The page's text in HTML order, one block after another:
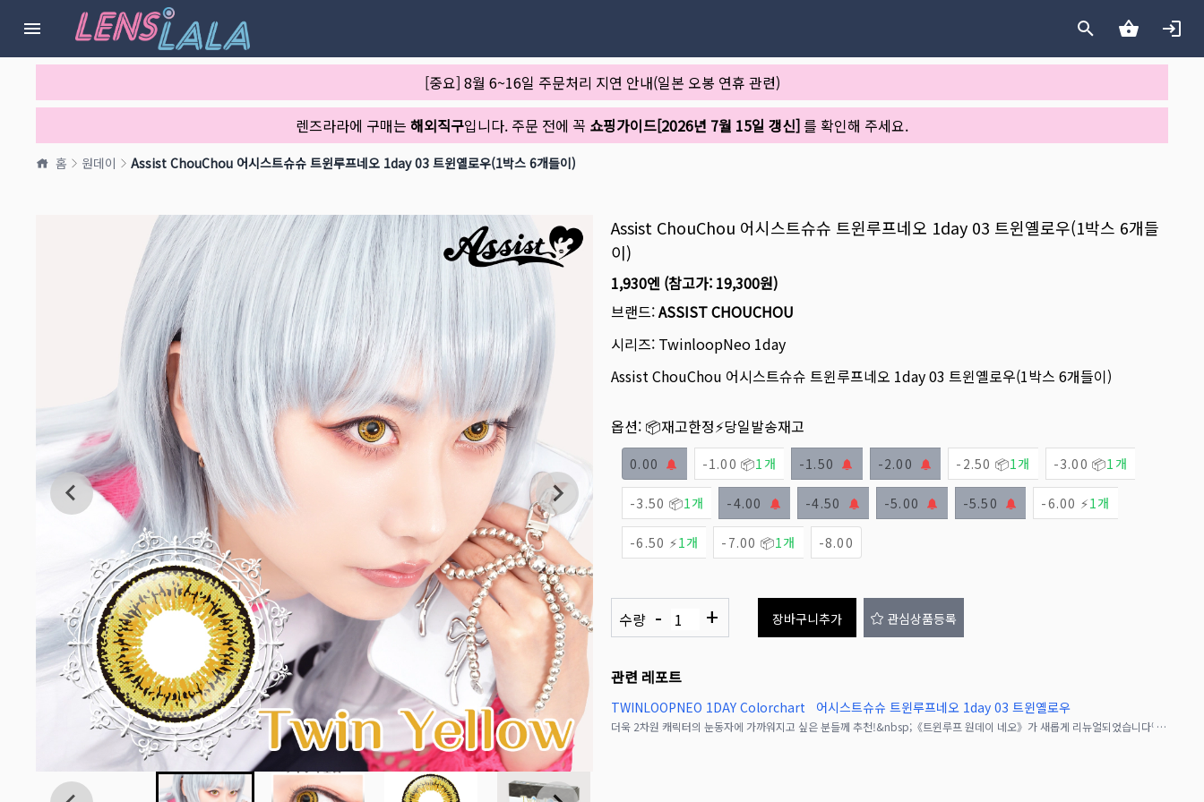
[중요] 8월 6~16일 주문처리 지연 안내(일본 오봉 연휴 관련)
렌즈라라에 구매는 해외직구입니다. 주문 전에 꼭 쇼핑가이드[2026년 7월 15일 갱신]를 확인해 주세요.
홈 원데이 Assist ChouChou 어시스트슈슈 트윈루프네오 1day 03 트윈옐로우(1박스 6개들이)
Assist ChouChou 어시스트슈슈 트윈루프네오 1day 03 트윈옐로우(1박스 6개들
이)
1,930엔 (참고가: 19,300원)
브랜드:ASSIST CHOUCHOU
시리즈: TwinloopNeo 1day
Assist ChouChou 어시스트슈슈 트윈루프네오 1day 03 트윈옐로우(1박스 6개들이)
옵션: 📦재고한정⚡당일발송재고
0.00 -1.00 📦1개 -1.50 -2.00 -2.50 📦1개 -3.00 📦1개
-3.50 📦1개 -4.00 -4.50 -5.00 -5.50 -6.00 ⚡1개
-6.50 ⚡1개 -7.00 📦1개 -8.00
수량 - + 장바구니추가 관심상품등록
관련 레포트
TWINLOOPNEO 1DAY Colorchart 어시스트슈슈 트윈루프네오 1day 03 트윈옐로우
더욱 2차원 캐릭터의 눈동자에 가까워지고 싶은 분들께 추천!&nbsp;《트윈루프 원데이 네오》가 새롭게 리뉴얼되었습니다⁽ &sub;(""＞⩊＜"")&sup;‶렌즈 안쪽에 그려진 둥